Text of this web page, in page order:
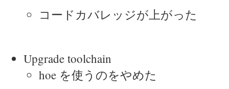
コードカバレッジが上がった
Upgrade toolchain
hoe を使うのをやめた